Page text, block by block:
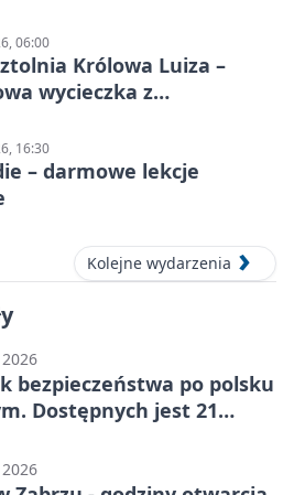
06:00
Królowa Luiza –
wycieczka z
16:30
– darmowe lekcje
Kolejne wydarzenia
bezpieczeństwa po polsku
Dostępnych jest 21